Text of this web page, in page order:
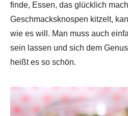
finde, Essen, das glücklich
Geschmacksknospen kitzelt,
wie es will. Man muss auch
sein lassen und sich dem
heißt es so schön.